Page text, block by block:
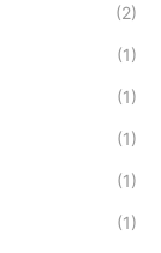
(2)
(1)
(1)
(1)
(1)
(1)